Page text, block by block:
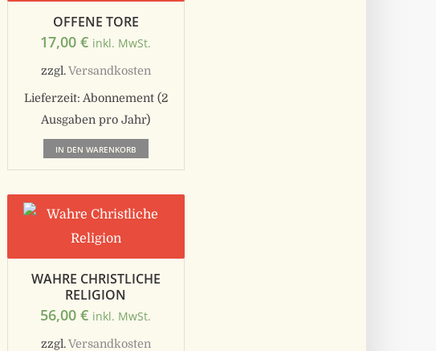
OFFENE TORE
17,00€ inkl. MwSt.
zzgl.Versandkosten
Lieferzeit: Abonnement (2
Ausgaben pro Jahr)
IN DEN WARENKORB
WAHRE CHRISTLICHE
RELIGION
56,00€ inkl. MwSt.
zzgl.Versandkosten